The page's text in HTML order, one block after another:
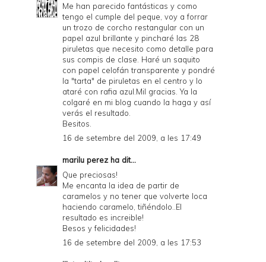
Me han parecido fantásticas y como
tengo el cumple del peque, voy a forrar
un trozo de corcho restangular con un
papel azul brillante y pincharé las 28
piruletas que necesito como detalle para
sus compis de clase. Haré un saquito
con papel celofán transparente y pondré
la "tarta" de piruletas en el centro y lo
ataré con rafia azul.Mil gracias. Ya la
colgaré en mi blog cuando la haga y así
verás el resultado.
Besitos.
16 de setembre del 2009, a les 17:49
marilu perezha dit...
Que preciosas!
Me encanta la idea de partir de
caramelos y no tener que volverte loca
haciendo caramelo, tiñéndolo..El
resultado es increible!
Besos y felicidades!
16 de setembre del 2009, a les 17:53